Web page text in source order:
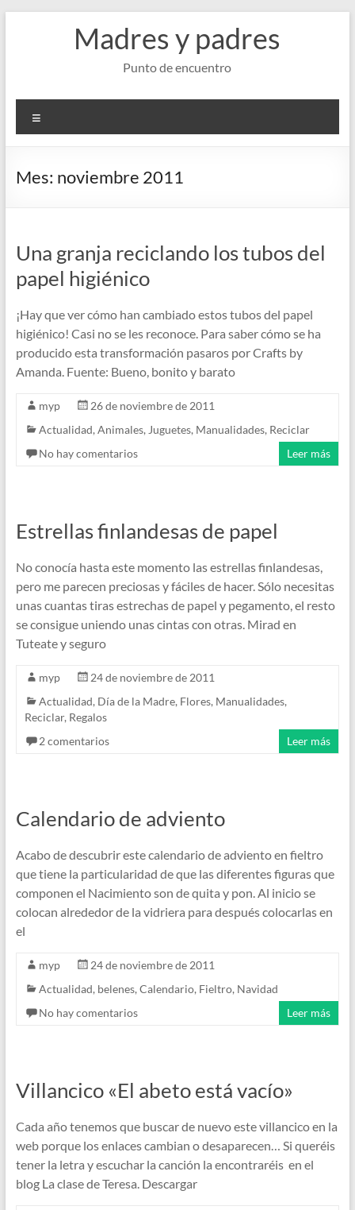
Madres y padres
Punto de encuentro
Mes: noviembre 2011
Una granja reciclando los tubos del
papel higiénico
¡Hay que ver cómo han cambiado estos tubos del papel
higiénico! Casi no se les reconoce. Para saber cómo se ha
producido esta transformación pasaros por Crafts by
Amanda. Fuente: Bueno, bonito y barato
myp
26 de noviembre de 2011
Actualidad, Animales, Juguetes, Manualidades, Reciclar
No hay comentarios
Leer más
Estrellas finlandesas de papel
No conocía hasta este momento las estrellas finlandesas,
pero me parecen preciosas y fáciles de hacer. Sólo necesitas
unas cuantas tiras estrechas de papel y pegamento, el resto
se consigue uniendo unas cintas con otras. Mirad en
Tuteate y seguro
myp
24 de noviembre de 2011
Actualidad, Día de la Madre, Flores, Manualidades,
Reciclar, Regalos
2 comentarios
Leer más
Calendario de adviento
Acabo de descubrir este calendario de adviento en fieltro
que tiene la particularidad de que las diferentes figuras que
componen el Nacimiento son de quita y pon. Al inicio se
colocan alrededor de la vidriera para después colocarlas en
el
myp
24 de noviembre de 2011
Actualidad, belenes, Calendario, Fieltro, Navidad
No hay comentarios
Leer más
Villancico «El abeto está vacío»
Cada año tenemos que buscar de nuevo este villancico en la
web porque los enlaces cambian o desaparecen… Si queréis
tener la letra y escuchar la canción la encontraréis en el
blog La clase de Teresa. Descargar